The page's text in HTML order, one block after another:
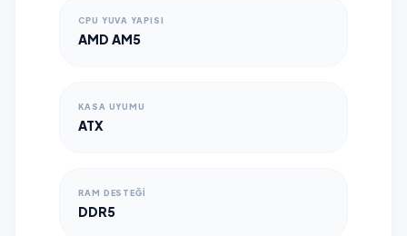
CPU YUVA YAPISI
AMD AM5
KASA UYUMU
ATX
RAM DESTEĞI
DDR5